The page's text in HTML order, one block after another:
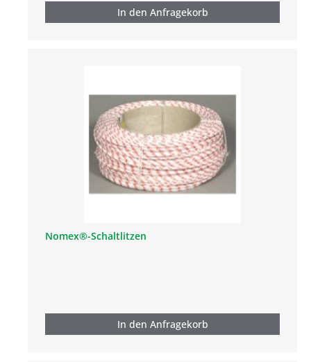
In den Anfragekorb
Nomex®-Schaltlitzen
In den Anfragekorb